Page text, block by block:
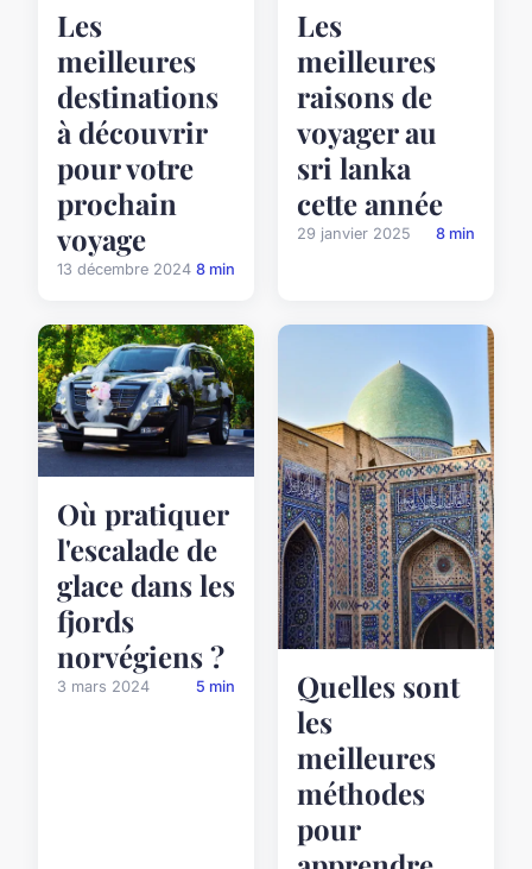
Les
meilleures
destinations
à découvrir
pour votre
prochain
voyage
13 décembre 2024 8 min
Les
meilleures
raisons de
voyager au
sri lanka
cette année
29 janvier 2025 8 min
Où pratiquer
l'escalade de
glace dans les
fjords
norvégiens ?
3 mars 2024 5 min
Quelles sont
les
meilleures
méthodes
pour